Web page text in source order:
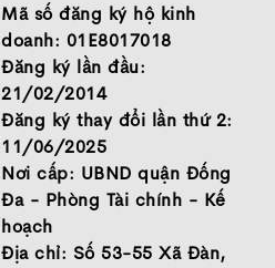
Mã số đăng ký hộ kinh
doanh: 01E8017018
Đăng ký lần đầu:
21/02/2014
Đăng ký thay đổi lần thứ 2:
11/06/2025
Nơi cấp: UBND quận Đống
Đa - Phòng Tài chính - Kế
hoạch
Địa chỉ: Số 53-55 Xã Đàn,